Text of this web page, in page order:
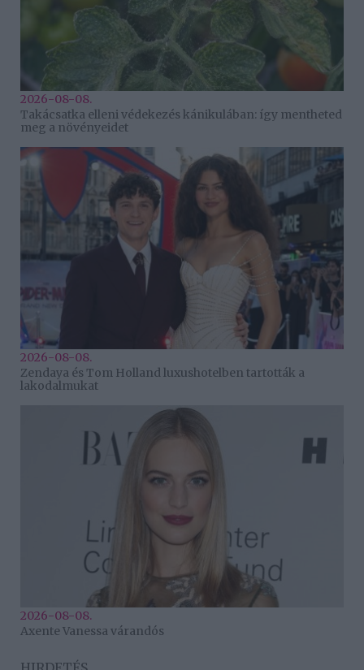
2026-08-08.
Takácsatka elleni védekezés kánikulában: így mentheted
meg a növényeidet
2026-08-08.
Zendaya és Tom Holland luxushotelben tartották a
lakodalmukat
2026-08-08.
Axente Vanessa várandós